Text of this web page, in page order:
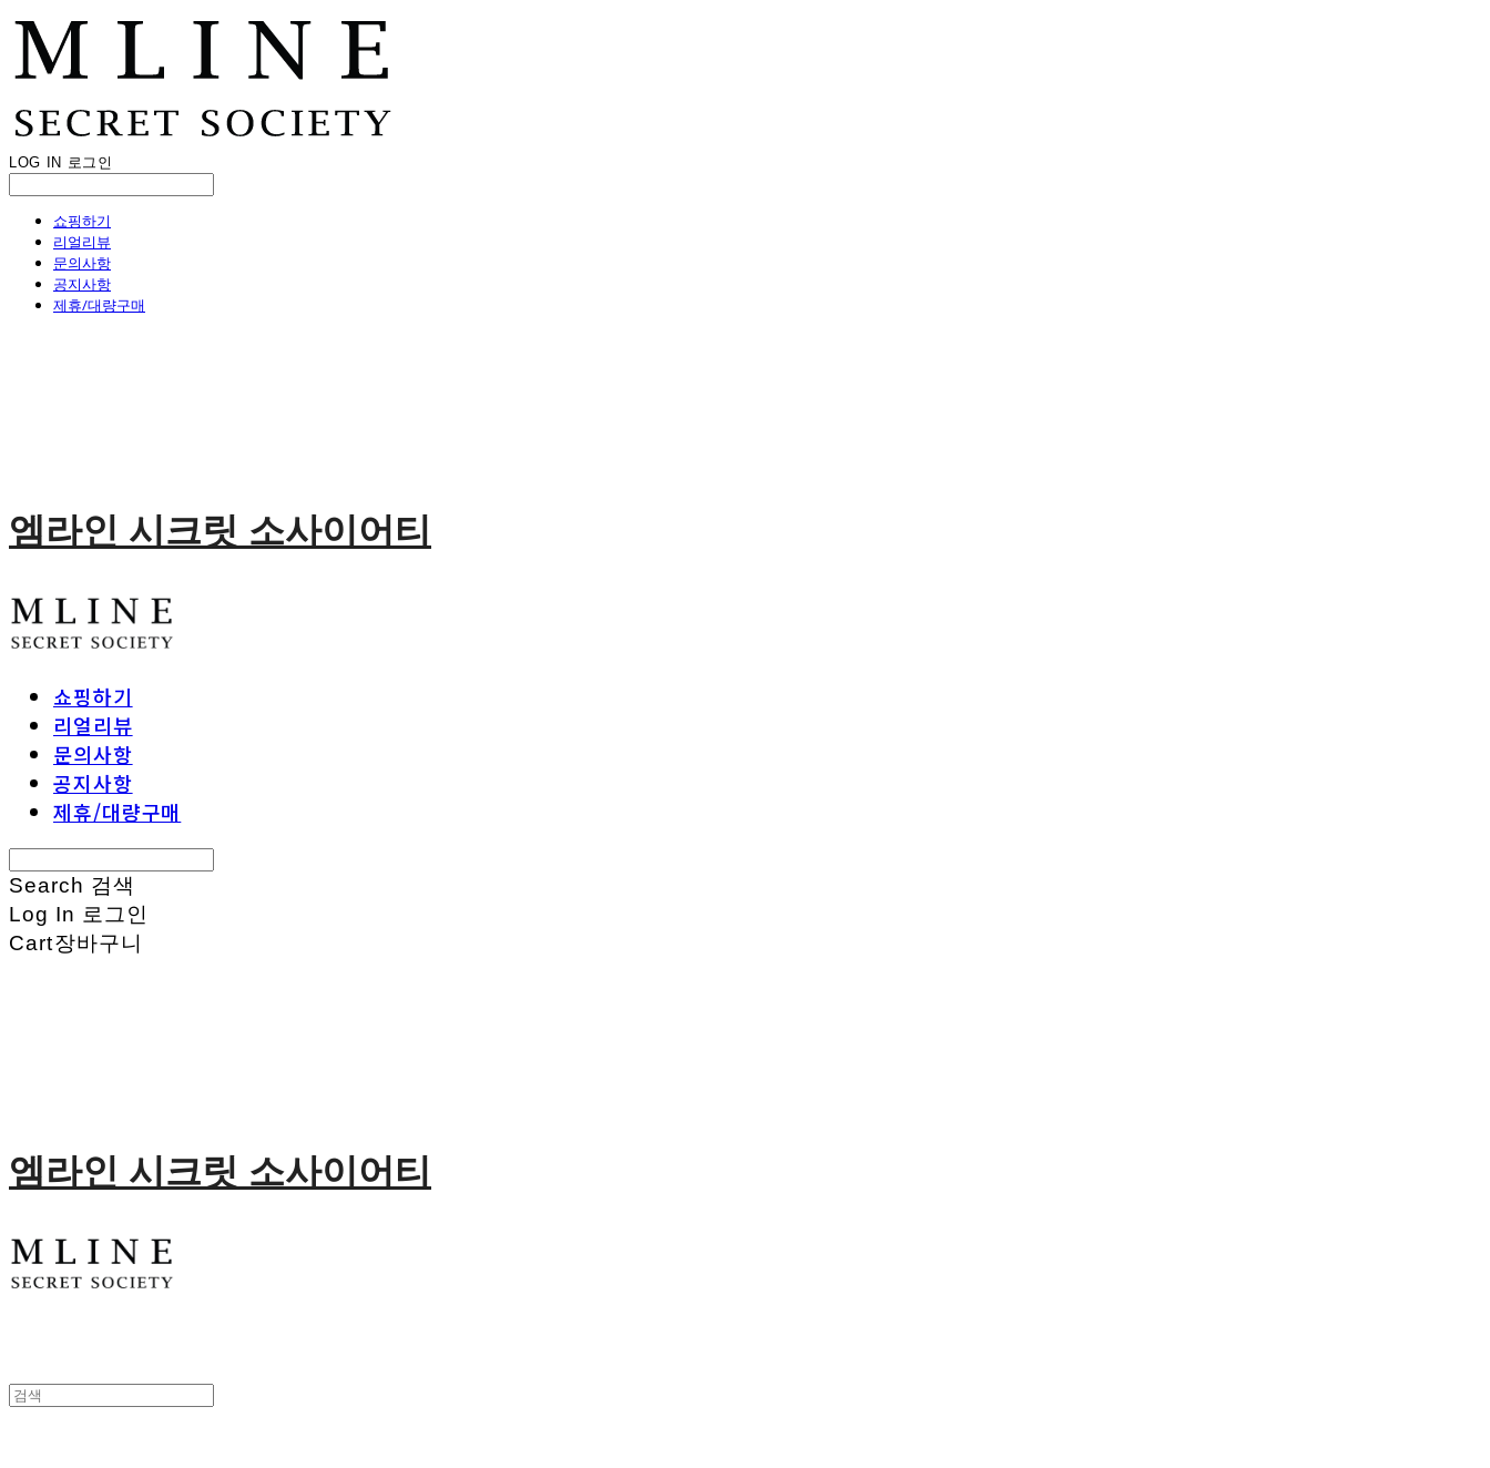
LOG IN 로그인
쇼핑하기
리얼리뷰
문의사항
공지사항
제휴/대량구매
엠라인 시크릿 소사이어티
쇼핑하기
리얼리뷰
문의사항
공지사항
제휴/대량구매
Search 검색
Log In 로그인
Cart장바구니
엠라인 시크릿 소사이어티